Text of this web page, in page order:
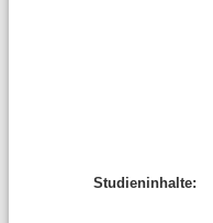
Studieninhalte: